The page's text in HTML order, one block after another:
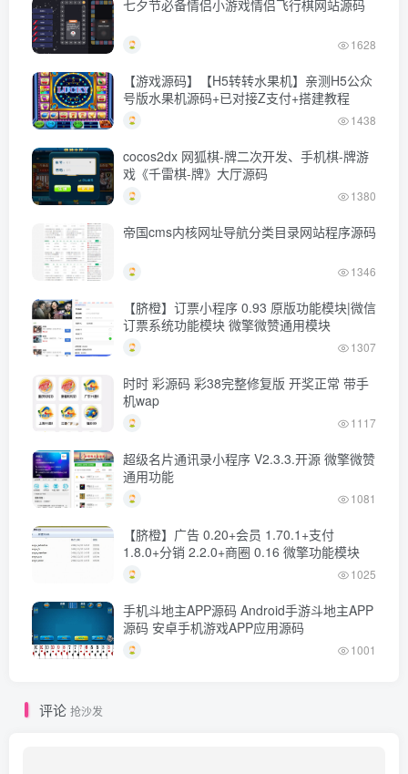
七夕节必备情侣小游戏情侣飞行棋网站源码
1628
【游戏源码】【H5转转水果机】亲测H5公众
号版水果机源码+已对接Z支付+搭建教程
1438
cocos2dx 网狐棋-牌二次开发、手机棋-牌游
戏《千雷棋-牌》大厅源码
1380
帝国cms内核网址导航分类目录网站程序源码
1346
【脐橙】订票小程序 0.93 原版功能模块|微信
订票系统功能模块 微擎微赞通用模块
1307
时时 彩源码 彩38完整修复版 开奖正常 带手
机wap
1117
超级名片通讯录小程序 V2.3.3.开源 微擎微赞
通用功能
1081
【脐橙】广告 0.20+会员 1.70.1+支付
1.8.0+分销 2.2.0+商圈 0.16 微擎功能模块
1025
手机斗地主APP源码 Android手游斗地主APP
源码 安卓手机游戏APP应用源码
1001
评论 抢沙发